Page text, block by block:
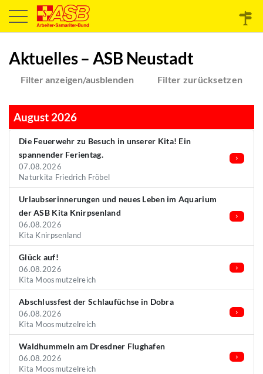
Aktuelles – ASB Neustadt
Filter anzeigen/ausblenden Filter zurücksetzen
August 2026
Die Feuerwehr zu Besuch in unserer Kita! Ein
spannender Ferientag.
07.08.2026
Naturkita Friedrich Fröbel
Urlaubserinnerungen und neues Leben im Aquarium
der ASB Kita Knirpsenland
06.08.2026
Kita Knirpsenland
Glück auf!
06.08.2026
Kita Moosmutzelreich
Abschlussfest der Schlaufüchse in Dobra
06.08.2026
Kita Moosmutzelreich
Waldhummeln am Dresdner Flughafen
06.08.2026
Kita Moosmutzelreich